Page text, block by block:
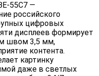
55C7 —
российского
цифровых
дисплеев формирует
швом 3,5 мм,
контента.
картинку
даже в светлых